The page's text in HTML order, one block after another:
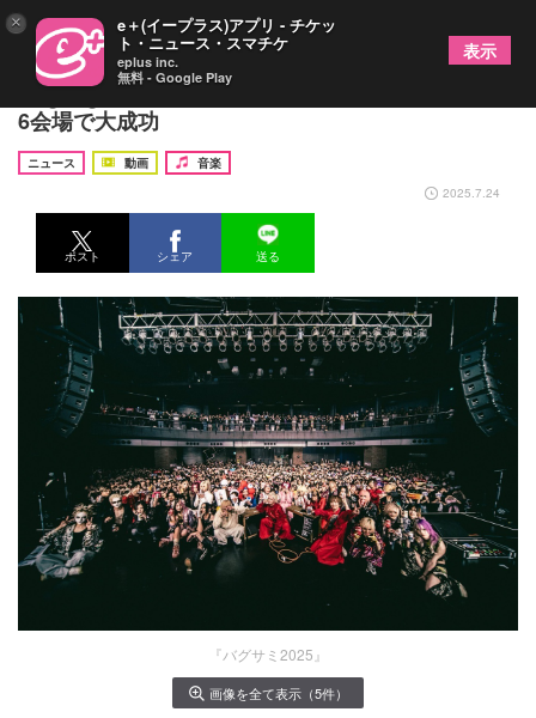
BugLug、主催大型イベント『バグサミ2025』渋谷
6会場で大成功
ニュース 動画
音楽
2025.7.24
ポスト シェア 送る
『バグサミ2025』
画像を全て表示（5件）
× e＋(イープラス)アプリ - チケッ
ト・ニュース・スマチケ
eplus inc.
無料 - Google Play
表示